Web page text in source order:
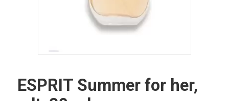
ESPRIT Summer for her,